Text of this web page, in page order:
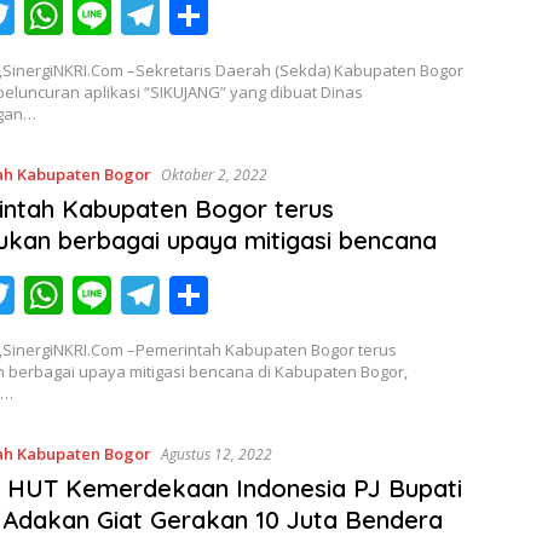
T
w
itt
er
W
h
at
A
p
p
Li
n
e
T
el
e
a
m
S
h
ar
–Sekretaris Daerah (Sekda) Kabupaten Bogor
aplikasi “SIKUJANG” yang dibuat Dinas
Kabupaten Bogor Oktober 2, 2022
Kabupaten Bogor terus
berbagai upaya mitigasi bencana
T
w
itt
W
h
at
A
p
p
Li
n
e
T
el
e
a
m
S
h
ar
–Pemerintah Kabupaten Bogor terus
berbagai upaya mitigasi bencana di Kabupaten Bogor,
Kabupaten Bogor Agustus 12, 2022
Kemerdekaan Indonesia PJ Bupati
Giat Gerakan 10 Juta Bendera